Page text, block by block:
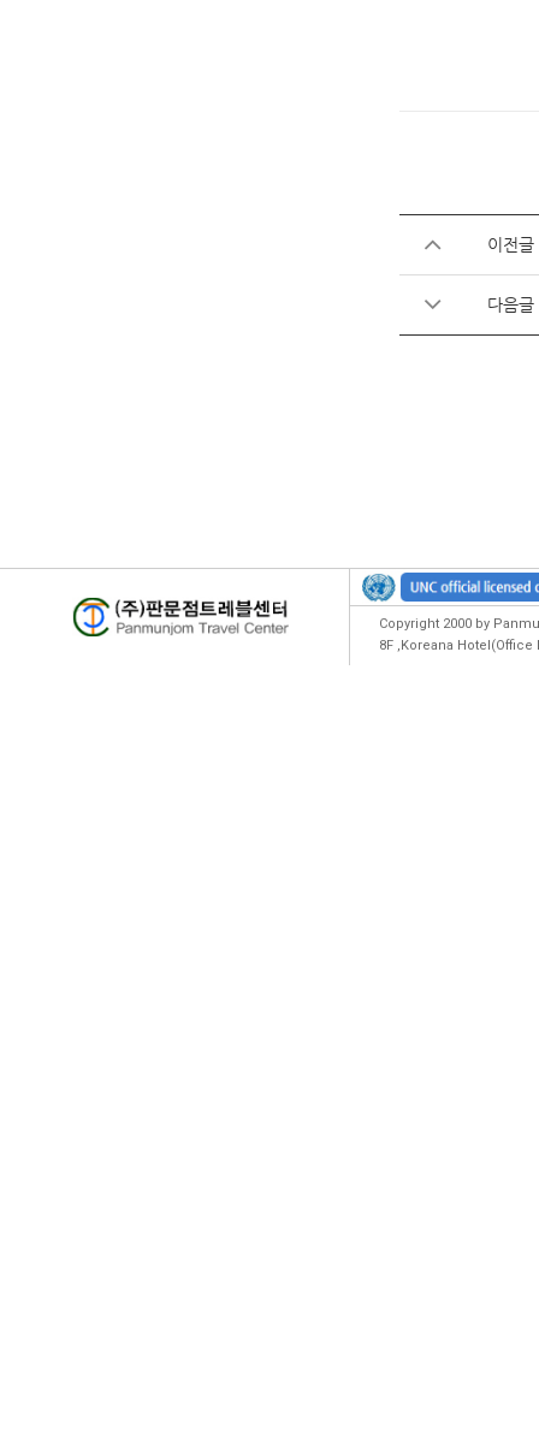
이전글
다음글
Copyright 2000 by
8F ,Koreana